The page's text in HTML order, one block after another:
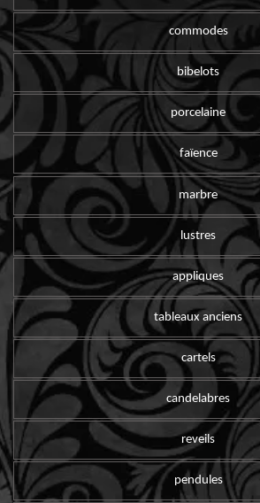
commodes
bibelots
porcelaine
faïence
marbre
lustres
appliques
tableaux anciens
cartels
candelabres
reveils
pendules